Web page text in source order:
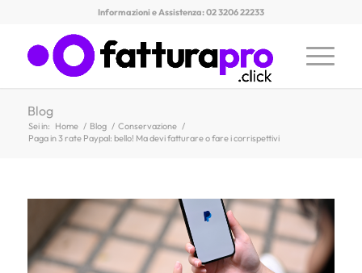
Informazioni e Assistenza: 02 3206 22233
Blog
Sei in: Home / Blog / Conservazione /
Paga in 3 rate Paypal: bello! Ma devi fatturare o fare i corrispettivi